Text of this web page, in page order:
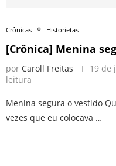
Crônicas Historietas
[Crônica] Menina
por Caroll Freitas 19 de
leitura
Menina segura o vestido
vezes que eu colocava …